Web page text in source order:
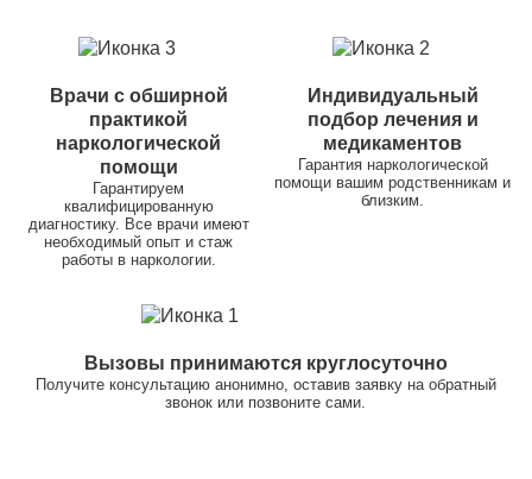
Врачи с обширной
практикой
наркологической
помощи
Гарантируем
квалифицированную
диагностику. Все врачи имеют
необходимый опыт и стаж
работы в наркологии.
Индивидуальный
подбор лечения и
медикаментов
Гарантия наркологической
помощи вашим родственникам и
близким.
Вызовы принимаются круглосуточно
Получите консультацию анонимно, оставив заявку на обратный
звонок или позвоните сами.